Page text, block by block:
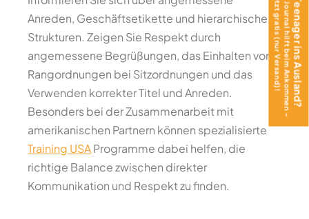
Anreden, Geschäftsetikette und hierarchische
Strukturen. Zeigen Sie Respekt durch
angemessene Begrüßungen, das Einhalten von
Rangordnungen bei Sitzordnungen und das
Verwenden korrekter Titel und Anreden.
Besonders bei der Zusammenarbeit mit
amerikanischen Partnern können spezialisierte
Training USAProgramme dabei helfen, die
richtige Balance zwischen direkter
Kommunikation und Respekt zu finden.
Mit Teenager ins Ausland?
Das Teen Journal hilft beim Ankommen –
jetzt gratis (nur Versand)!